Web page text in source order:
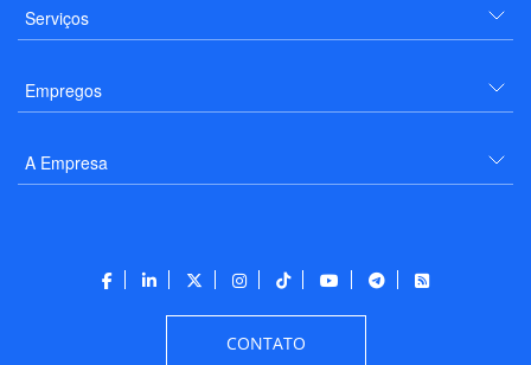
Serviços
Empregos
A Empresa
CONTATO